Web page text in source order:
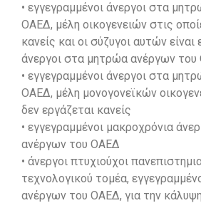
• εγγεγραμμένοι άνεργοι στα
ΟΑΕΔ, μέλη οικογενειών στις
κανείς και οι σύζυγοι αυτών είναι
άνεργοι στα μητρώα ανέργων
• εγγεγραμμένοι άνεργοι στα
ΟΑΕΔ, μέλη μονογονεϊκών
δεν εργάζεται κανείς
• εγγεγραμμένοι μακροχρόνια
ανέργων του ΟΑΕΔ
• άνεργοι πτυχιούχοι
τεχνολογικού τομέα,
ανέργων του ΟΑΕΔ, για την